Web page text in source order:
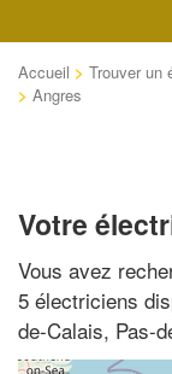
Accueil > Trouver un
> Angres
Votre
Vous avez
5 électriciens
de-Calais, Pas-